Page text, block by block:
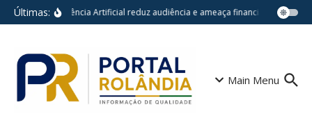
Ir para o conteúdo
Últimas:Inteligência Artificial reduz audiência e ameaça financiamento do
Main Menu